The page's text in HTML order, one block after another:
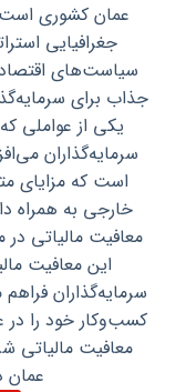
عمان کشوری است
جغرافیایی
سیاست‌های
جذاب برای
یکی از عواملی
سرمایه‌گذاران
است که مزایای
خارجی به همراه
معافیت مالیاتی
این معافیت
سرمایه‌گذاران
کسب‌وکار خود را در
معافیت مالیاتی
عمان